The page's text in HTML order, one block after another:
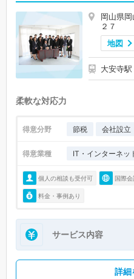
岡山県
２７
地図
大安寺
柔軟な対応力
得意分野 節税 会社設立
得意業種 IT・インターネッ
個人の相談も受付可 国際
料金・事例あり
サービス内容
詳細